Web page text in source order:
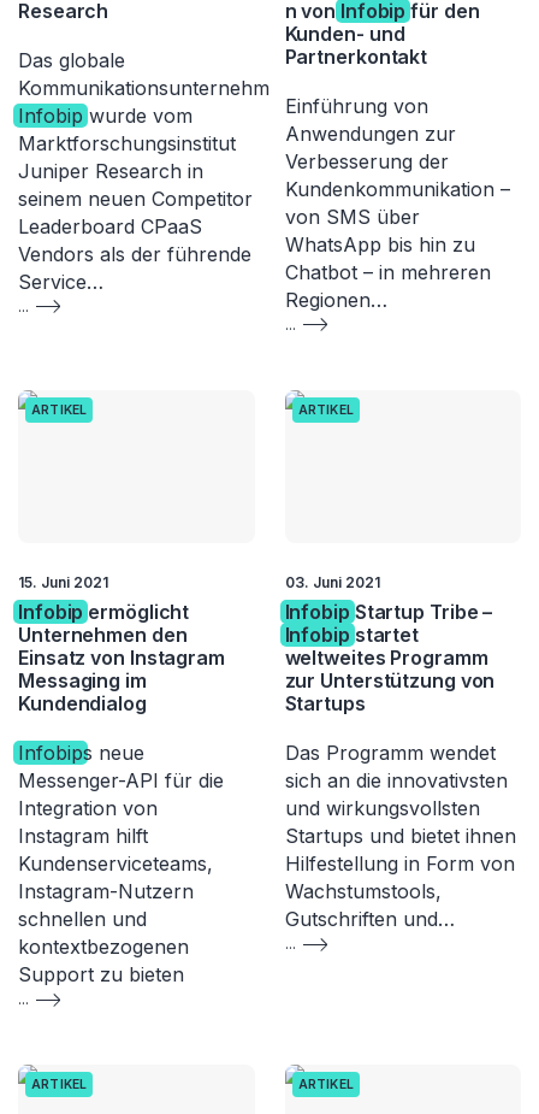
Research
Das globale
Kommunikationsunternehmen
Infobip wurde vom
Marktforschungsinstitut
Juniper Research in
seinem neuen Competitor
Leaderboard CPaaS
Vendors als der führende
Service…
...
n von Infobip für den
Kunden- und
Partnerkontakt
Einführung von
Anwendungen zur
Verbesserung der
Kundenkommunikation –
von SMS über
WhatsApp bis hin zu
Chatbot – in mehreren
Regionen…
...
ARTIKEL
15. Juni 2021
Infobip ermöglicht
Unternehmen den
Einsatz von Instagram
Messaging im
Kundendialog
Infobips neue
Messenger-API für die
Integration von
Instagram hilft
Kundenserviceteams,
Instagram-Nutzern
schnellen und
kontextbezogenen
Support zu bieten
...
ARTIKEL
03. Juni 2021
Infobip Startup Tribe –
Infobip startet
weltweites Programm
zur Unterstützung von
Startups
Das Programm wendet
sich an die innovativsten
und wirkungsvollsten
Startups und bietet ihnen
Hilfestellung in Form von
Wachstumstools,
Gutschriften und…
...
ARTIKEL ARTIKEL